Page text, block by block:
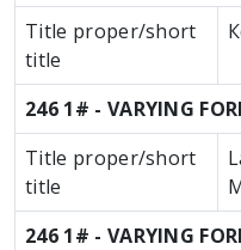
Title proper/short
title
246 1# - VARYING
Title proper/short
title
246 1# - VARYING